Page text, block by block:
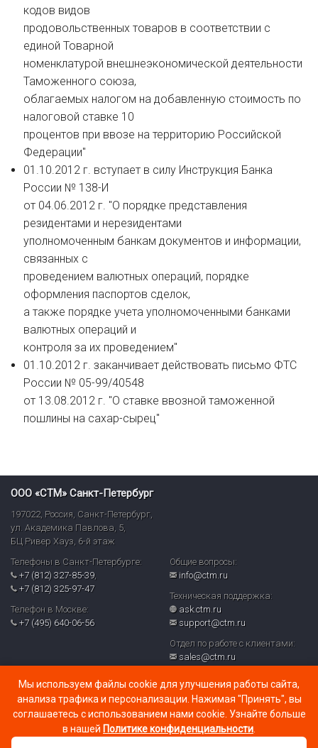
кодов видов
продовольственных товаров в соответствии с
единой Товарной
номенклатурой внешнеэкономической деятельности
Таможенного союза,
облагаемых налогом на добавленную стоимость по
налоговой ставке 10
процентов при ввозе на территорию Российской
Федерации"
01.10.2012 г. вступает в силу Инструкция Банка
России № 138-И
от 04.06.2012 г. "О порядке представления
резидентами и нерезидентами
уполномоченным банкам документов и информации,
связанных с
проведением валютных операций, порядке
оформления паспортов сделок,
а также порядке учета уполномоченными банками
валютных операций и
контроля за их проведением"
01.10.2012 г. заканчивает действовать письмо ФТС
России № 05-99/40548
от 13.08.2012 г. "О ставке ввозной таможенной
пошлины на сахар-сырец"
ООО «СТМ» Санкт-Петербург
197022, Россия Санкт-Петербург
ул. Академика Павлова, 5,
БЦ Ривер Хауз 6-й этаж
Телефоны в Санкт-Петербурге:
+7 (812) 327-85-39,
+7 (812) 325-97-47
Телефон в Москве:
+7 (495) 640-06-56
Общие вопросы:
info@ctm.ru
Техническая поддержка:
ask.ctm.ru
support@ctm.ru
Отдел по работе с клиентами:
sales@ctm.ru
Политика обработки персональных данных и реализуемых
требований к их защите в ООО «СТМ» (PDF)
Мы используем файлы cookie для улучшения работы сайта,
анализа трафика и персонализации. Нажимая "Принять", вы
соглашаетесь с использованием нами cookie. Узнайте больше
в нашей Политике конфиденциальности